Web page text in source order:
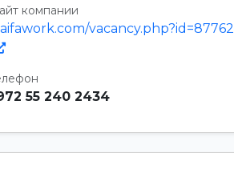
компании
vacancy.php?id=87762
55 240 2434